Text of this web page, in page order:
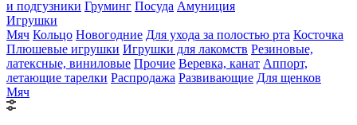
и подгузники Груминг Посуда Амуниция
Игрушки
Мяч Кольцо Новогодние Для ухода за полостью рта Косточка
Плюшевые игрушки Игрушки для лакомств Резиновые,
латексные, виниловые Прочие Веревка, канат Аппорт,
летающие тарелки Распродажа Развивающие Для щенков
Мяч